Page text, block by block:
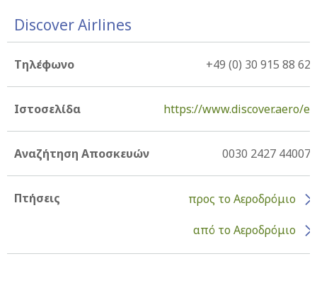
Discover Airlines
Τηλέφωνο +49 (0) 30 915 88 620
Ιστοσελίδα https://www.discover.aero/en
Αναζήτηση Αποσκευών 0030 2427 440070
Πτήσεις προς το Αεροδρόμιο
από το Αεροδρόμιο